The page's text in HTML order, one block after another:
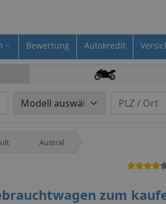
Bewertung Autokredit
Austral
zum